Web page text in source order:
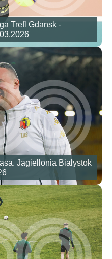
Trefl Gdansk -
Jagiellonia Bialystok